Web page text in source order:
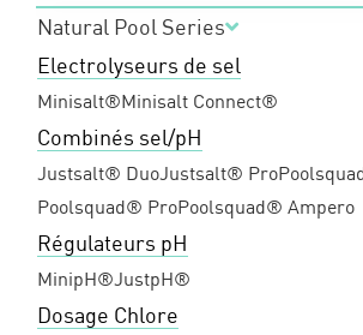
Natural Pool Series
Electrolyseurs de sel
Minisalt®Minisalt Connect®
Combinés sel/pH
Justsalt® DuoJustsalt® Pro
Poolsquad® ProPoolsquad® Ampero
Régulateurs pH
MinipH®JustpH®
Dosage Chlore